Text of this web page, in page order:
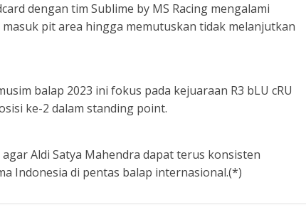
dengan tim Sublime by MS Racing mengalami
pit area hingga memutuskan tidak melanjutkan
balap 2023 ini fokus pada kejuaraan R3 bLU cRU
ke-2 dalam standing point.
Aldi Satya Mahendra dapat terus konsisten
Indonesia di pentas balap internasional.(*)